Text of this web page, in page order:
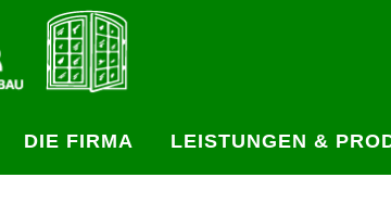
DIE FIRMA LEISTUNGEN &